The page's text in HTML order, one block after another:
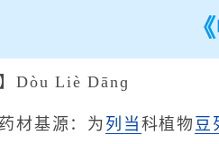
】Dòu Liè Dānɡ
材基源：为 列当 科植物 豆